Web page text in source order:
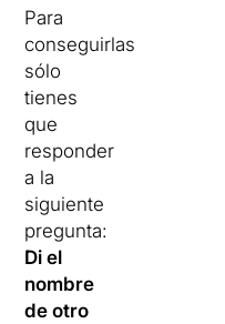
Para
conseguirlas
sólo
tienes
que
responder
a la
siguiente
pregunta:
Di el
nombre
de otro